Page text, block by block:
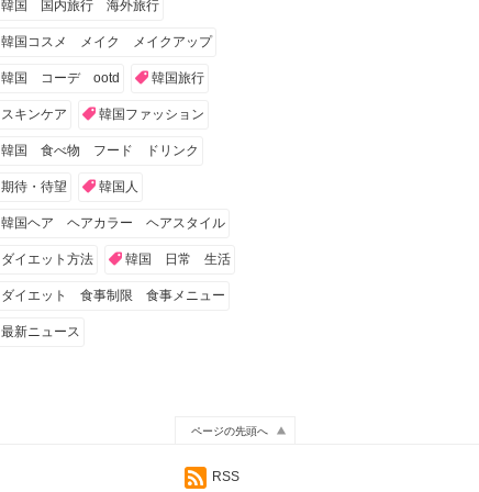
韓国 国内旅行 海外旅行
韓国コスメ メイク メイクアップ
韓国 コーデ ootd 韓国旅行
スキンケア 韓国ファッション
韓国 食べ物 フード ドリンク
期待・待望 韓国人
韓国ヘア ヘアカラー ヘアスタイル
ダイエット方法 韓国 日常 生活
ダイエット 食事制限 食事メニュー
最新ニュース
ページの先頭へ
RSS